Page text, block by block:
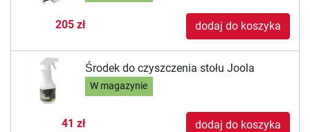
205 zł dodaj do koszyka
Środek do czyszczenia stołu Joola
W magazynie
41 zł dodaj do koszyka